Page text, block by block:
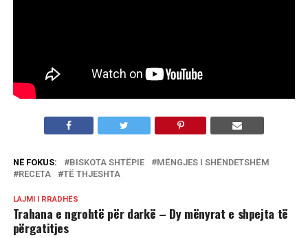
NË FOKUS: BISKOTA SHTËPIE
MËNGJES I SHËNDETSHËM
RECETA
TË THJESHTA
LAJMI I RRADHËS
Trahana e ngrohtë për darkë – Dy mënyrat e shpejta të
përgatitjes